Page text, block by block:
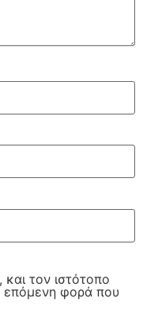
τον ιστότοπο
επόμενη φορά που